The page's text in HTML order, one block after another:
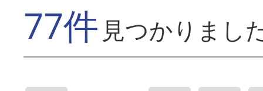
77件 見つかりまし